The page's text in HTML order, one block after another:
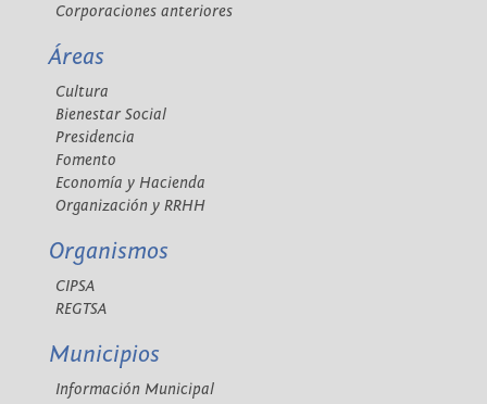
Corporaciones anteriores
Áreas
Cultura
Bienestar Social
Presidencia
Fomento
Economía y Hacienda
Organización y RRHH
Organismos
CIPSA
REGTSA
Municipios
Información Municipal